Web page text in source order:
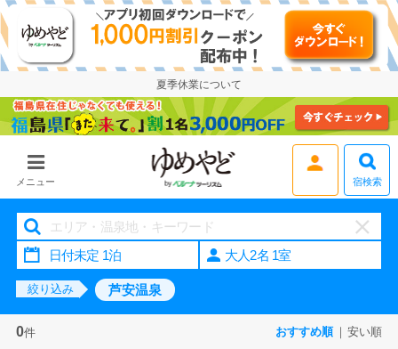
夏季休業について
メニュー 宿検索
大人2名 1室
絞り込み 芦安温泉
0件 おすすめ順 安い順